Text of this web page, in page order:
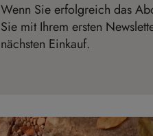
Wenn Sie erfolgreich das
Sie mit Ihrem ersten
nächsten Einkauf.